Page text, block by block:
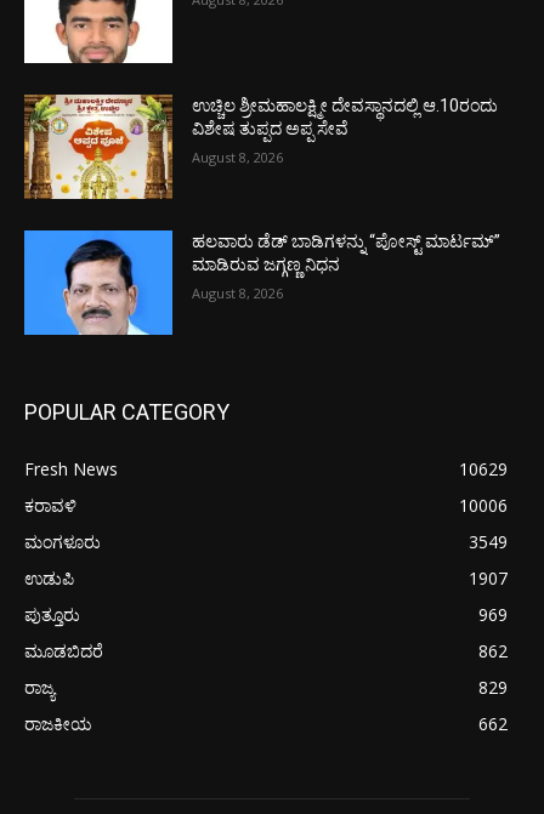
ಉಚ್ಚಿಲ ಶ್ರೀಮಹಾಲಕ್ಷ್ಮೀ ದೇವಸ್ಥಾನದಲ್ಲಿ ಆ.10ರಂದು
ವಿಶೇಷ ತುಪ್ಪದ ಅಪ್ಪ ಸೇವೆ
August 8, 2026
ಹಲವಾರು ಡೆಡ್ ಬಾಡಿಗಳನ್ನು “ಪೋಸ್ಟ್ ಮಾರ್ಟಮ್”
ಮಾಡಿರುವ ಜಗ್ಗಣ್ಣ ನಿಧನ
August 8, 2026
POPULAR CATEGORY
Fresh News
10629
ಕರಾವಳಿ
10006
ಮಂಗಳೂರು
3549
ಉಡುಪಿ
1907
ಪುತ್ತೂರು
969
ಮೂಡಬಿದರೆ
862
ರಾಜ್ಯ
829
ರಾಜಕೀಯ
662